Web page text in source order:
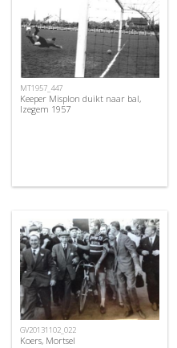
MT1957_447
Keeper Misplon duikt naar bal,
Izegem 1957
GV20131102_022
Koers, Mortsel